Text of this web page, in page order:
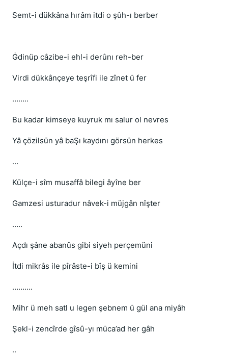
Semt-i dükkâna hırâm itdi o şûh-ı berber
Ġdinüp câzibe-i ehl-i derûnı reh-ber
Virdi dükkânçeye teşrîfi ile zînet ü fer
……..
Bu kadar kimseye kuyruk mı salur ol nevres
Yâ çözilsün yâ baŞı kaydını görsün herkes
…
Külçe-i sîm musaffâ bilegi âyîne ber
Gamzesi usturadur nâvek-i müjgân nîşter
…..
Açdı şâne abanûs gibi siyeh perçemüni
İtdi mikrâs ile pîrâste-i bîş ü kemini
……….
Mihr ü meh satl u legen şebnem ü gül ana miyâh
Şekl-i zencîrde gîsû-yı müca’ad her gâh
..